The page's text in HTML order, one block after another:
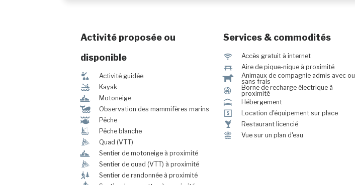
à la truite, randonnée pédestre, etc. En période hivernale : traîneau à chien, excursion
Activité proposée ou
disponible
î Activité guidée
‰ Kayak
n Motoneige
% Observation des mammifères marins
@ Pêche
Î Pêche blanche
ä Quad (VTT)
n Sentier de motoneige à proximité
ä Sentier de quad (VTT) à proximité
& Sentier de randonnée à proximité
Services & commodités
J Accès gratuit à internet
h Aire de pique-nique à proximité
Â
Animaux de compagnie admis avec ou
sans frais
P
Borne de recharge électrique à
proximité
ú Hébergement
ö Location d'équipement sur place
† Restaurant licencié
Ï Vue sur un plan d'eau